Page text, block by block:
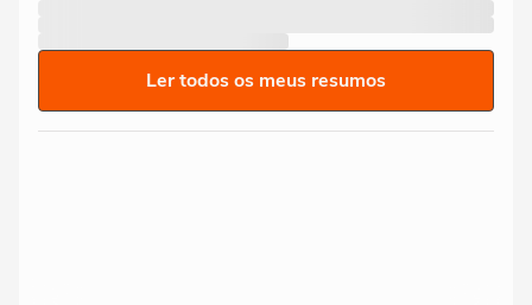
Ler todos os meus resumos